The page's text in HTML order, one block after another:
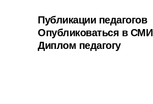
Публикации педагогов
Опубликоваться в СМИ
Диплом педагогу